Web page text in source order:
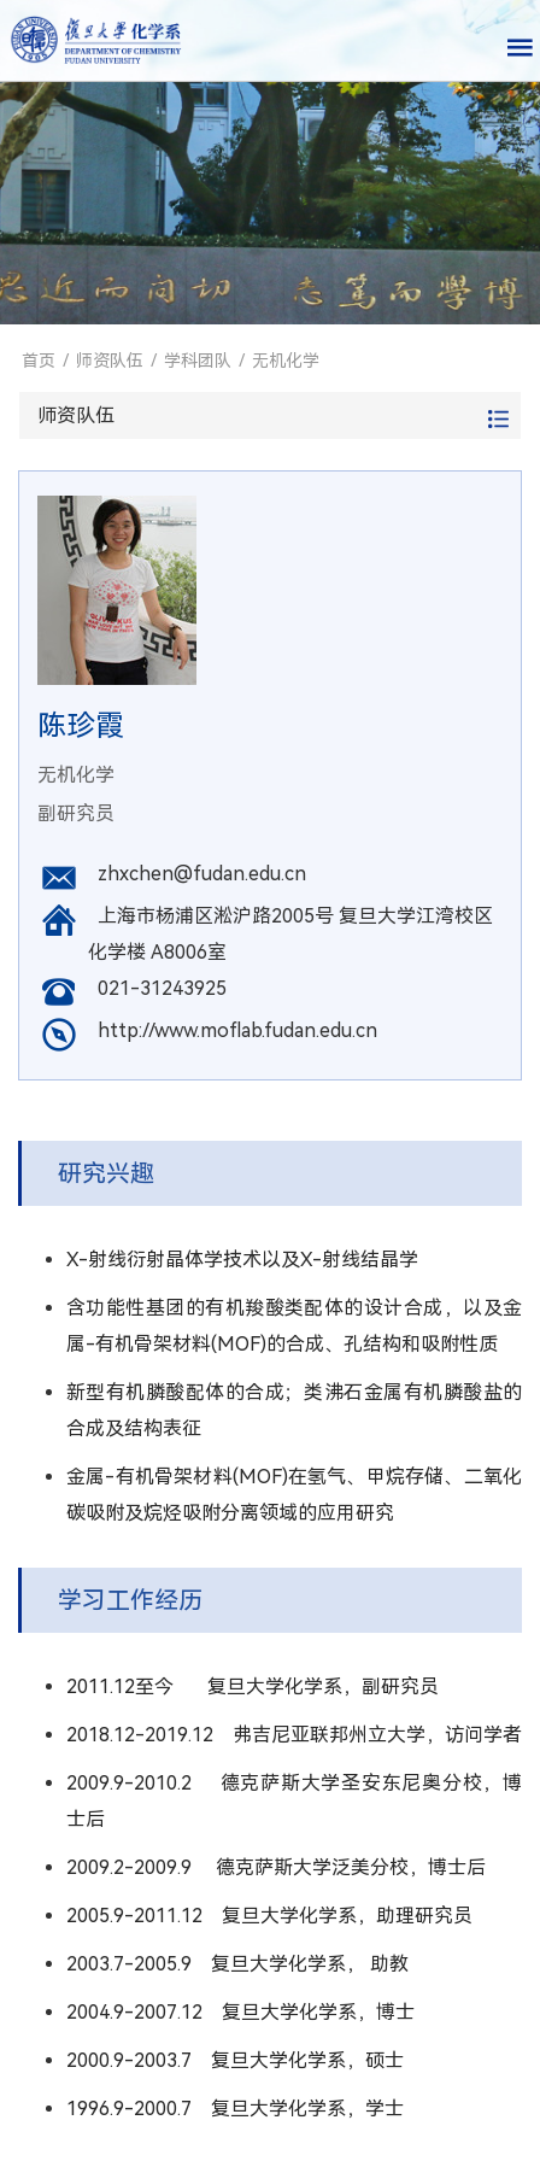
首页 / 师资队伍 / 学科团队 / 无机化学
师资队伍
陈珍霞
无机化学
副研究员
zhxchen@fudan.edu.cn
上海市杨浦区淞沪路2005号 复旦大学江湾校区
化学楼 A8006室
021-31243925
http://www.moflab.fudan.edu.cn
研究兴趣
X-射线衍射晶体学技术以及X-射线结晶学
含功能性基团的有机羧酸类配体的设计合成，以及金
属-有机骨架材料(MOF)的合成、孔结构和吸附性质
新型有机膦酸配体的合成；类沸石金属有机膦酸盐的
合成及结构表征
金属-有机骨架材料(MOF)在氢气、甲烷存储、二氧化
碳吸附及烷烃吸附分离领域的应用研究
学习工作经历
2011.12至今 复旦大学化学系，副研究员
2018.12-2019.12 弗吉尼亚联邦州立大学，访问学者
2009.9-2010.2 德克萨斯大学圣安东尼奥分校，博
士后
2009.2-2009.9 德克萨斯大学泛美分校，博士后
2005.9-2011.12 复旦大学化学系，助理研究员
2003.7-2005.9 复旦大学化学系， 助教
2004.9-2007.12 复旦大学化学系，博士
2000.9-2003.7 复旦大学化学系，硕士
1996.9-2000.7 复旦大学化学系，学士